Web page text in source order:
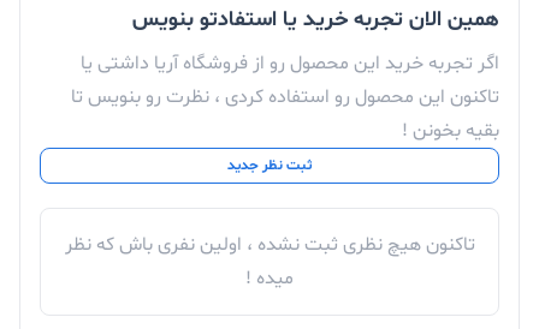
همین الان تجربه خرید یا استفادتو بنویس
اگر تجربه خرید این محصول رو از فروشگاه آریا داشتی یا
تاکنون این محصول رو استفاده کردی ، نظرت رو بنویس تا
بقیه بخونن !
ثبت نظر جدید
تاکنون هیچ نظری ثبت نشده ، اولین نفری باش که نظر
میده !